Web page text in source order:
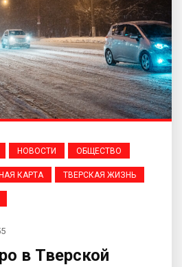
НОВОСТИ ОБЩЕСТВО
КАРТА ТВЕРСКАЯ ЖИЗНЬ
в Тверской